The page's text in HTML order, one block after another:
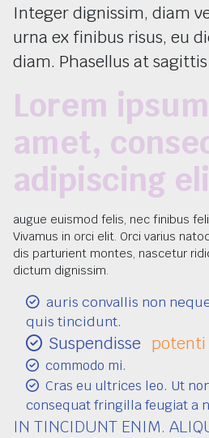
Integer dignissim, diam
urna ex finibus risus, eu
diam. Phasellus at
Lorem
amet,
adipiscing
augue euismod felis, nec finibus
Vivamus in orci elit. Orci varius
dis parturient montes, nascetur
dictum dignissim.
auris convallis non
quis tincidunt.
Suspendisse potenti
commodo mi.
Cras eu ultrices leo. Ut
consequat fringilla feugiat a
IN TINCIDUNT ENIM.